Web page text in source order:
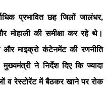
प्रभावित छह जिलों जालंधर,
मोहाली की समीक्षा कर रहे थे।
माइक्रो कंटेनमेंट की रणनीति
ने निर्देश दिए कि ज्यादा
व रेस्टोरेंट में बैठकर खाने पर रोक